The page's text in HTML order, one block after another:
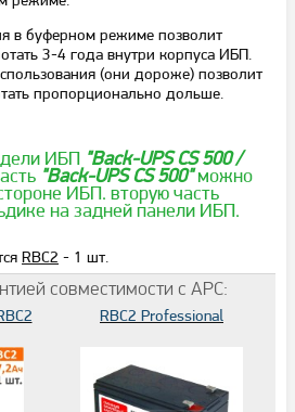
в буферном режиме позволит
3-4 года внутри корпуса ИБП.
(они дороже) позволит
пропорционально дольше.
ИБП "Back-UPS CS 500 /
"Back-UPS CS 500"можно
ИБП. вторую часть
на задней панели ИБП.
RBC2 - 1 шт.
совместимости с APC:
RBC2 Professional